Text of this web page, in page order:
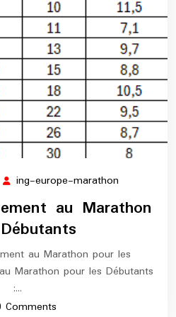
24 ing-europe-marathon
europe-
marathon
au Marathon
au Marathon pour les
Marathon pour les Débutants
:…
Comments